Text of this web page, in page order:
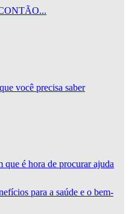
você precisa saber
é hora de procurar ajuda
para a saúde e o bem-